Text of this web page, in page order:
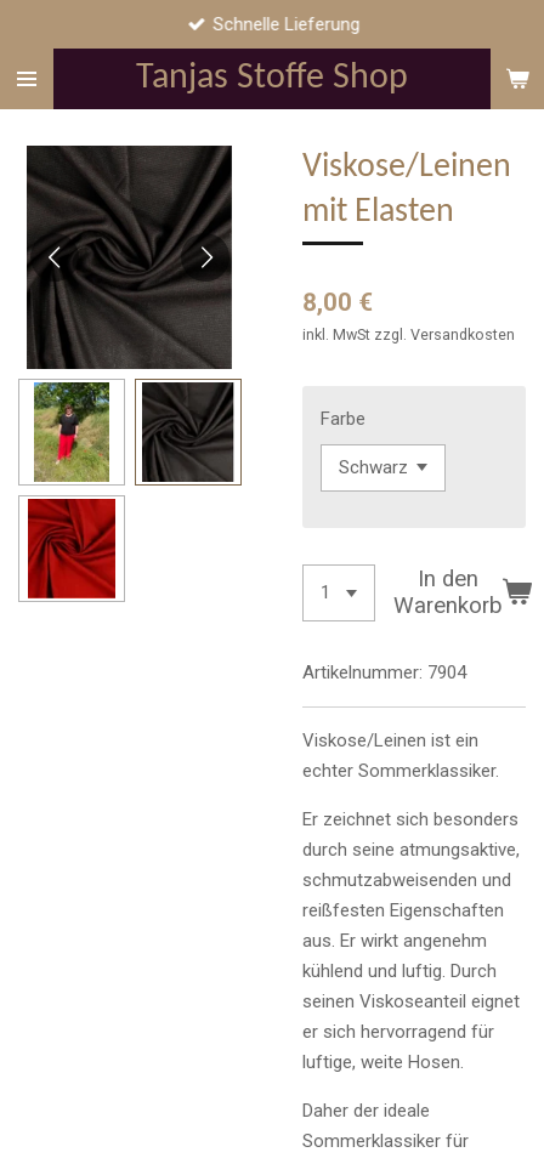
springen
Tanjas Stoffe Shop
Schnelle Lieferung
Viskose/Leinen
mit Elasten
8,00 €
inkl. MwSt zzgl. Versandkosten
Farbe
In den
Warenkorb
Artikelnummer: 7904
Viskose/Leinen ist ein
echter Sommerklassiker.
Er zeichnet sich besonders
durch seine atmungsaktive,
schmutzabweisenden und
reißfesten Eigenschaften
aus. Er wirkt angenehm
kühlend und luftig. Durch
seinen Viskoseanteil eignet
er sich hervorragend für
luftige, weite Hosen.
Daher der ideale
Sommerklassiker für